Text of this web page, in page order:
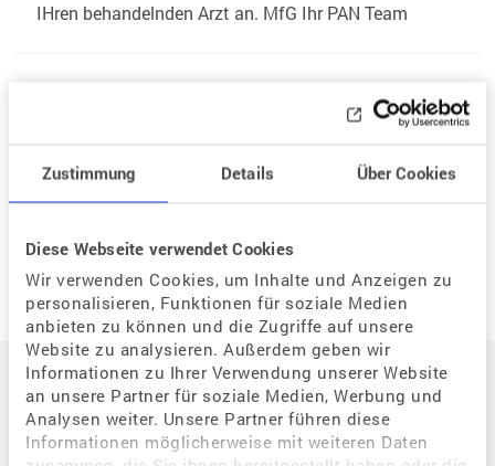
Zustimmung Details Über Cookies
Diese Webseite verwendet Cookies
Wir verwenden Cookies, um Inhalte und Anzeigen zu
personalisieren, Funktionen für soziale Medien
anbieten zu können und die Zugriffe auf unsere
Website zu analysieren. Außerdem geben wir
Informationen zu Ihrer Verwendung unserer Website
an unsere Partner für soziale Medien, Werbung und
Analysen weiter. Unsere Partner führen diese
Informationen möglicherweise mit weiteren Daten
IHren behandelnden Arzt an. MfG Ihr PAN Team
Auf einen Blick
Der Weg zum eigenen Kind